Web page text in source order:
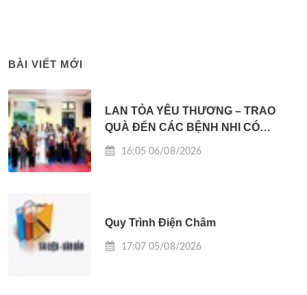
BÀI VIẾT MỚI
LAN TỎA YÊU THƯƠNG – TRAO
QUÀ ĐẾN CÁC BỆNH NHI CÓ
HOÀN CẢNH KHÓ KHĂN
16:05 06/08/2026
Quy Trình Điện Châm
17:07 05/08/2026